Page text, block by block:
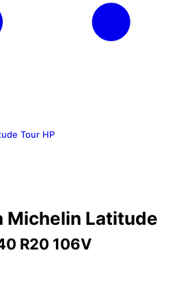
Tour HP
Michelin Latitude
R20 106V